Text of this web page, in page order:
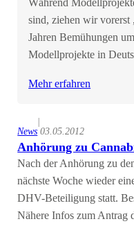
Während
sind, ziehen wir vorerst
Jahren Bemühungen
Modellprojekte in
Mehr erfahren
News
|
03.05.2012
Anhörung zu
Nach der Anhörung zu
nächste Woche wieder
DHV-Beteiligung statt.
Nähere Infos zum Antrag